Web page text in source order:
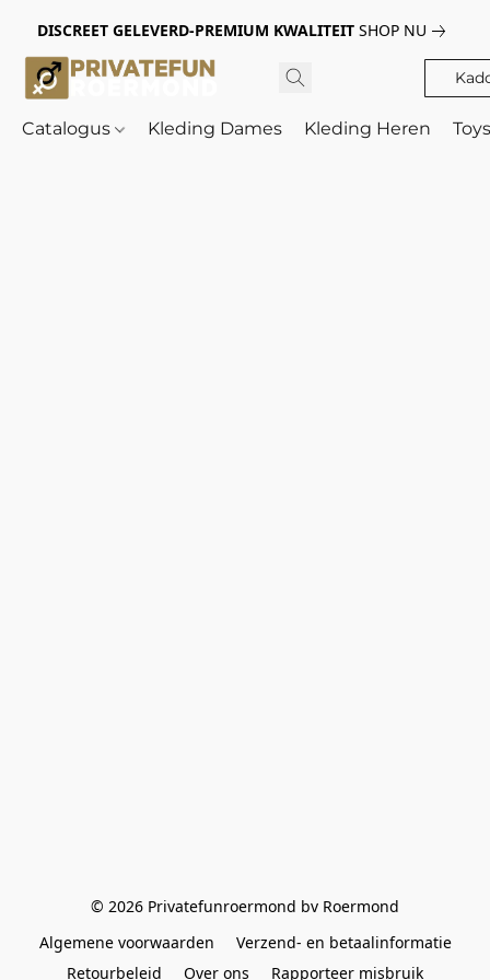
DISCREET GELEVERD-PREMIUM KWALITEIT SHOP NU
Catalogus Kleding Dames Kleding Heren
© 2026 Privatefunroermond bv Roermond
Algemene voorwaarden
Verzend- en betaalinformatie
Retourbeleid
Over ons Rapporteer misbruik